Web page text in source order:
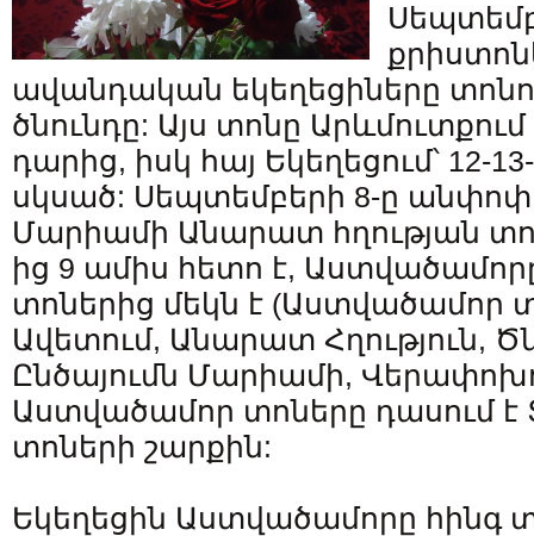
ավանդական եկեղեցիները
ծնունդը: Այս տոնը Արևմուտքում
դարից, իսկ հայ Եկեղեցում՝ 12-
սկսած: Սեպտեմբերի 8-ը
Մարիամի Անարատ հղության
ից 9 ամիս հետո է,
տոներից մեկն է (Աստվածամոր
Ավետում, Անարատ Հղություն,
Ընծայումն Մարիամի,
Աստվածամոր տոները դասում է
տոների շարքին:
Եկեղեցին Աստվածամորը հինգ